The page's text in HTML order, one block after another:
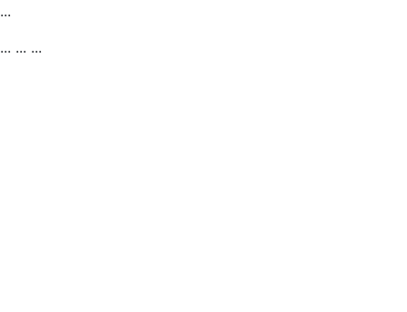
...
... ... ...